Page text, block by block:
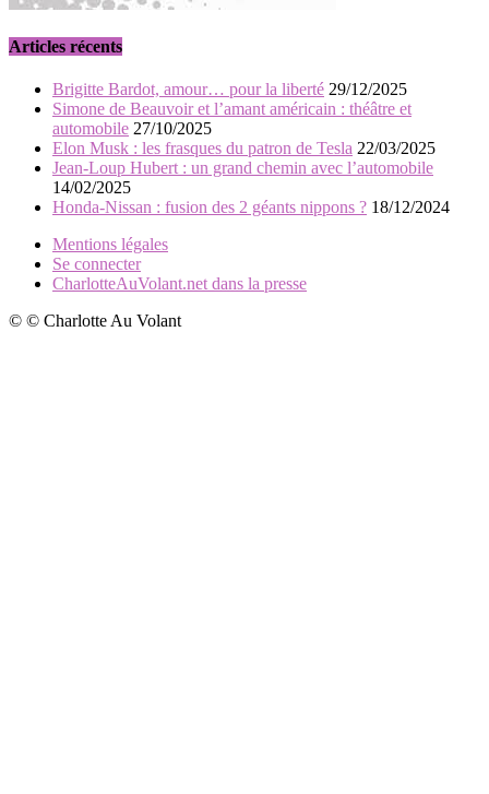
Articles récents
Brigitte Bardot, amour… pour la liberté 29/12/2025
Simone de Beauvoir et l’amant américain : théâtre et
automobile 27/10/2025
Elon Musk : les frasques du patron de Tesla 22/03/2025
Jean-Loup Hubert : un grand chemin avec l’automobile
14/02/2025
Honda-Nissan : fusion des 2 géants nippons ? 18/12/2024
Mentions légales
Se connecter
CharlotteAuVolant.net dans la presse
© © Charlotte Au Volant